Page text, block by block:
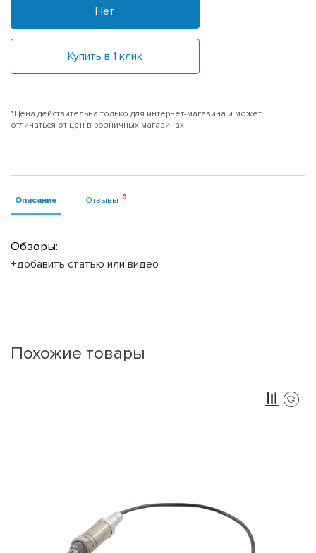
Нет
Купить в 1 клик
*Цена действительна только для интернет-магазина и может
отличаться от цен в розничных магазинах
Описание Отзывы
Обзоры:
+добавить статью или видео
Похожие товары